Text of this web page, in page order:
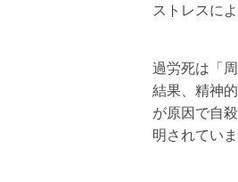
ストレスに
過労死は「
結果、精神
が原因で自
明されてい